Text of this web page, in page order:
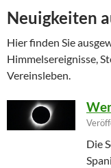
Neuigkeiten
Hier finden Sie
Himmelsereignisse,
Vereinsleben.
Die